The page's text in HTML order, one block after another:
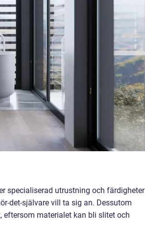
specialiserad utrustning och färdigheter
det-självare vill ta sig an. Dessutom
eftersom materialet kan bli slitet och